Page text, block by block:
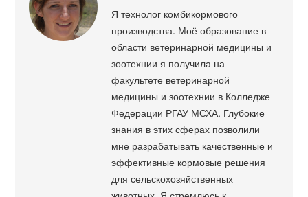
Я технолог комбикормового
производства. Моё образование в
области ветеринарной медицины и
зоотехнии я получила на
факультете ветеринарной
медицины и зоотехнии в Колледже
Федерации РГАУ МСХА. Глубокие
знания в этих сферах позволили
мне разрабатывать качественные и
эффективные кормовые решения
для сельскохозяйственных